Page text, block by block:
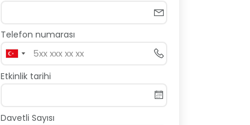
Telefon numarası
Etkinlik tarihi
Davetli Sayısı